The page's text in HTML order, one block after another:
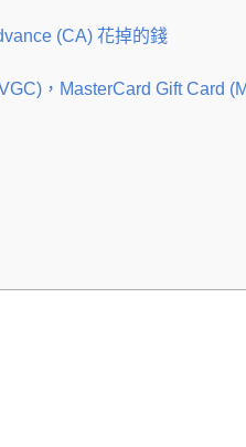
(CA) 花掉的錢
，MasterCard Gift Card